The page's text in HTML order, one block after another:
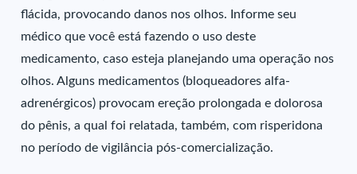
flácida, provocando danos nos olhos. Informe seu
médico que você está fazendo o uso deste
medicamento, caso esteja planejando uma operação nos
olhos. Alguns medicamentos (bloqueadores alfa-
adrenérgicos) provocam ereção prolongada e dolorosa
do pênis, a qual foi relatada, também, com risperidona
no período de vigilância pós-comercialização.